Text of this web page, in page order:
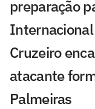
preparação
Internacional
Cruzeiro
atacante
Palmeiras